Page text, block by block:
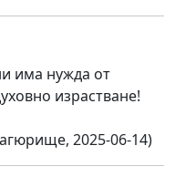
има нужда от
израстване!
2025-06-14)